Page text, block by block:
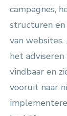
campagnes,
structuren en
van
het
vindbaar en
vooruit naar